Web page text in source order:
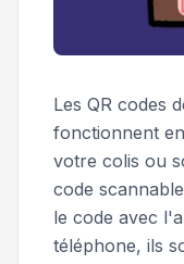
Les QR codes
fonctionnent
votre colis ou
code
le code avec
téléphone, ils